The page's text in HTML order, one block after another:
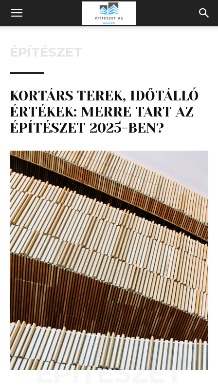
Építeszeti
Magazin
ÉPÍTÉSZET
KORTÁRS TEREK, IDŐTÁLLÓ
ÉRTÉKEK: MERRE TART AZ
ÉPÍTÉSZET 2025-BEN?
ÉPÍTÉSZET